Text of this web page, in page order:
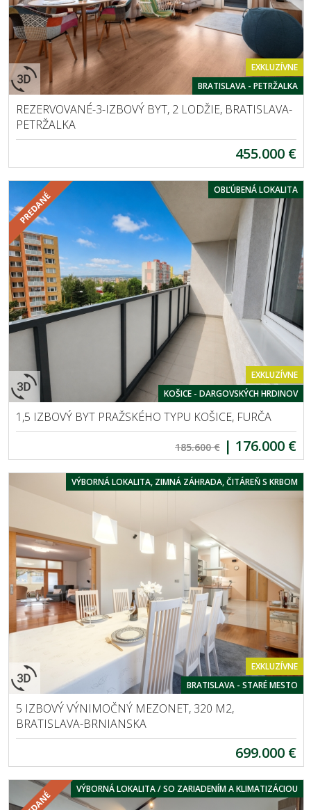
EXKLUZÍVNE
BRATISLAVA - PETRŽALKA
REZERVOVANÉ-3-IZBOVÝ BYT, 2 LODŽIE, BRATISLAVA-
PETRŽALKA
455.000 €
OBĽÚBENÁ LOKALITA
EXKLUZÍVNE
KOŠICE - DARGOVSKÝCH HRDINOV
1,5 IZBOVÝ BYT PRAŽSKÉHO TYPU KOŠICE, FURČA
185.600 € | 176.000 €
VÝBORNÁ LOKALITA, ZIMNÁ ZÁHRADA, ČITÁREŇ S KRBOM
EXKLUZÍVNE
BRATISLAVA - STARÉ MESTO
5 IZBOVÝ VÝNIMOČNÝ MEZONET, 320 M2,
BRATISLAVA-BRNIANSKA
699.000 €
VÝBORNÁ LOKALITA / SO ZARIADENÍM A KLIMATIZÁCIOU